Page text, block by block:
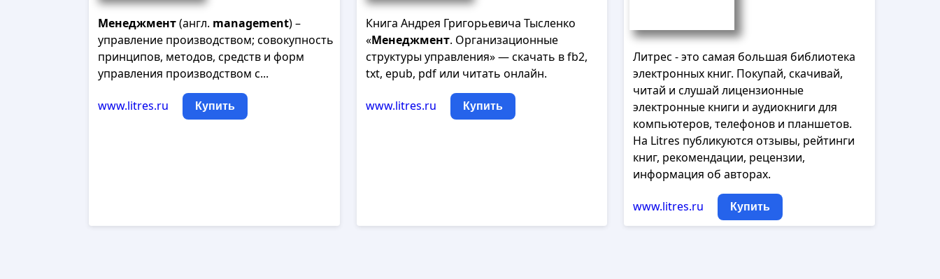
Менеджмент(англ. management) –
управление производством; совокупность
принципов, методов, средств и форм
управления производством с...
www.litres.ru Купить
Книга Андрея Григорьевича Тысленко
«Менеджмент. Организационные
структуры управления» — скачать в fb2,
txt, epub, pdf или читать онлайн.
www.litres.ru Купить
Литрес - это самая большая библиотека
электронных книг. Покупай, скачивай,
читай и слушай лицензионные
электронные книги и аудиокниги для
компьютеров, телефонов и планшетов.
На Litres публикуются отзывы, рейтинги
книг, рекомендации, рецензии,
информация об авторах.
www.litres.ru Купить